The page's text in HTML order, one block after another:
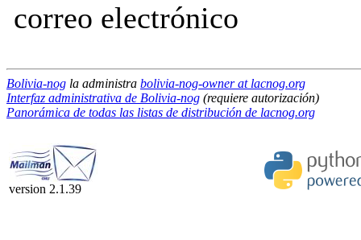
correo electrónico
Bolivia-nog la administra bolivia-nog-owner at lacnog.org
Interfaz administrativa de Bolivia-nog (requiere autorización)
Panorámica de todas las listas de distribución de lacnog.org
version 2.1.39